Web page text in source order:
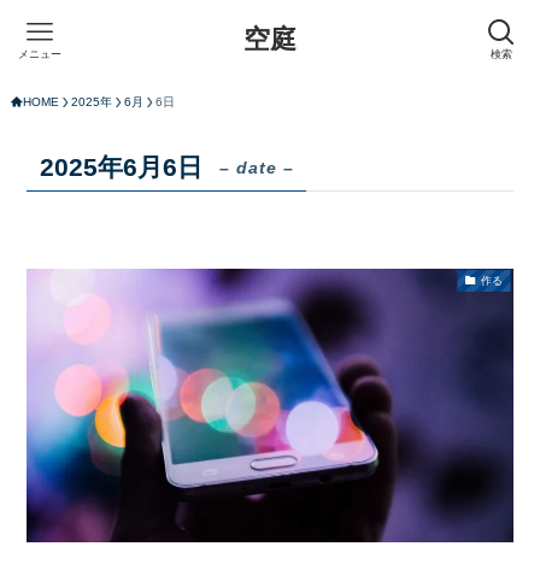
空庭 検索
メニュー
HOME 2025年 6月 6日
2025年6月6日 – date –
作る